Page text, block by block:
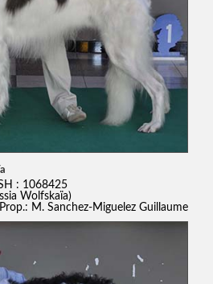
: 1068425
Wolfskaïa)
M. Sanchez-Miguelez Guillaume